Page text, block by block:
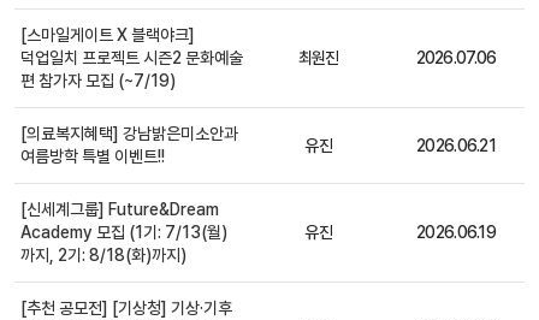
일반
[스마일게이트 X 블랙야크]
덕업일치 프로젝트 시즌2 문화예술
편 참가자 모집 (~7/19)
최원진 2026.07.06
일반
[의료복지혜택] 강남밝은미소안과
여름방학 특별 이벤트!!
유진 2026.06.21
일반
[신세계그룹] Future&Dream
Academy 모집 (1기: 7/13(월)
까지, 2기: 8/18(화)까지)
유진 2026.06.19
[추천 공모전] [기상청] 기상·기후